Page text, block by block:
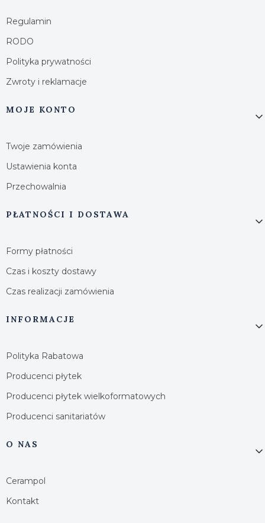
Regulamin
RODO
Polityka prywatności
Zwroty i reklamacje
MOJE KONTO
Twoje zamówienia
Ustawienia konta
Przechowalnia
PŁATNOŚCI I DOSTAWA
Formy płatności
Czas i koszty dostawy
Czas realizacji zamówienia
INFORMACJE
Polityka Rabatowa
Producenci płytek
Producenci płytek wielkoformatowych
Producenci sanitariatów
O NAS
Cerampol
Kontakt